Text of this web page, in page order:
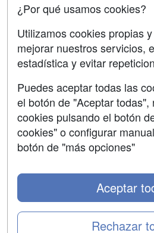
Contactar
Confidencialidad
Copyleft
¿Por qué usamos cookies?
Utilizamos cookies propias
mejorar nuestros servicios,
estadística y evitar
Puedes aceptar todas las
el botón de "Aceptar
cookies pulsando el botón
cookies" o configurar
botón de "más opciones"
Rechazar
Aceptar